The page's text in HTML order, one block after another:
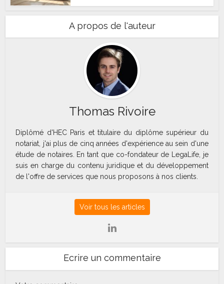
A propos de l'auteur
Thomas Rivoire
Diplômé d'HEC Paris et titulaire du diplôme supérieur du
notariat, j'ai plus de cinq années d'expérience au sein d'une
étude de notaires. En tant que co-fondateur de LegaLife, je
suis en charge du contenu juridique et du développement
de l'offre de services que nous proposons à nos clients.
Voir tous les articles
Ecrire un commentaire